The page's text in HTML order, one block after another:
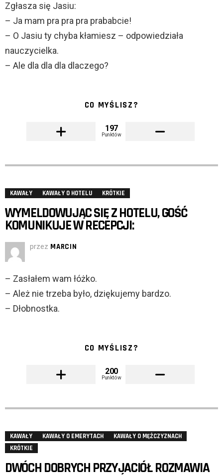
Zgłasza się Jasiu:
– Ja mam pra pra pra prababcie!
– O Jasiu ty chyba kłamiesz – odpowiedziała
nauczycielka.
– Ale dla dla dla dlaczego?
CO MYŚLISZ?
197
Punktów
KAWAŁY KAWAŁY O HOTELU KRÓTKIE
WYMELDOWUJĄC SIĘ Z HOTELU, GOŚĆ
KOMUNIKUJE W RECEPCJI:
przez MARCIN
– Zasłałem wam łóżko.
– Ależ nie trzeba było, dziękujemy bardzo.
– Dłobnostka.
CO MYŚLISZ?
200
Punktów
KAWAŁY KAWAŁY O EMERYTACH
KAWAŁY O MĘŻCZYZNACH
KRÓTKIE
DWÓCH DOBRYCH PRZYJACIÓŁ ROZMAWIA